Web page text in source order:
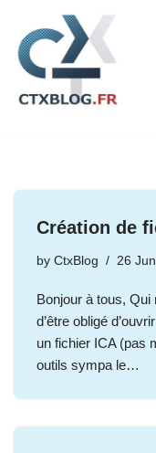
Skip
to
content
Création de
by CtxBlog 26
Bonjour à tous, Qui
d’être obligé
un fichier ICA (pas
outils sympa le…